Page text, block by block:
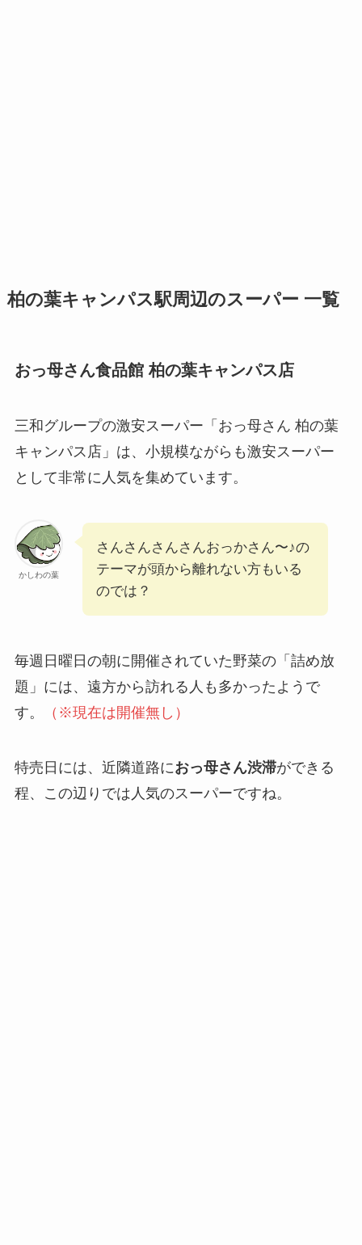
柏の葉キャンパス駅周辺のスーパー 一覧
おっ母さん食品館 柏の葉キャンパス店
三和グループの激安スーパー「おっ母さん 柏の葉
キャンパス店」は、小規模ながらも激安スーパー
として非常に人気を集めています。
かしわの葉
さんさんさんさんおっかさん〜♪の
テーマが頭から離れない方もいる
のでは？
毎週日曜日の朝に開催されていた野菜の「詰め放
題」には、遠方から訪れる人も多かったようで
す。
（※現在は開催無し）
特売日には、近隣道路におっ母さん渋滞ができる
程、この辺りでは人気のスーパーですね。